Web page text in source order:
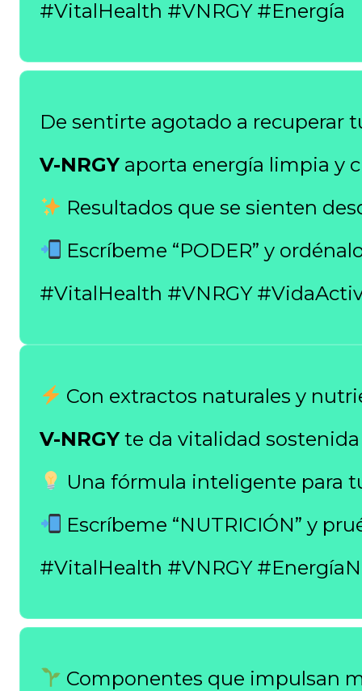
#VitalHealth #VNRGY #Energía
De sentirte agotado a recuperar
V-NRGY aporta energía limpia y
Resultados que se sienten
Escríbeme “PODER” y
#VitalHealth #VNRGY
Con extractos naturales y
V-NRGY te da vitalidad
Una fórmula inteligente para
Escríbeme “NUTRICIÓN” y
#VitalHealth #VNRGY
Componentes que impulsan